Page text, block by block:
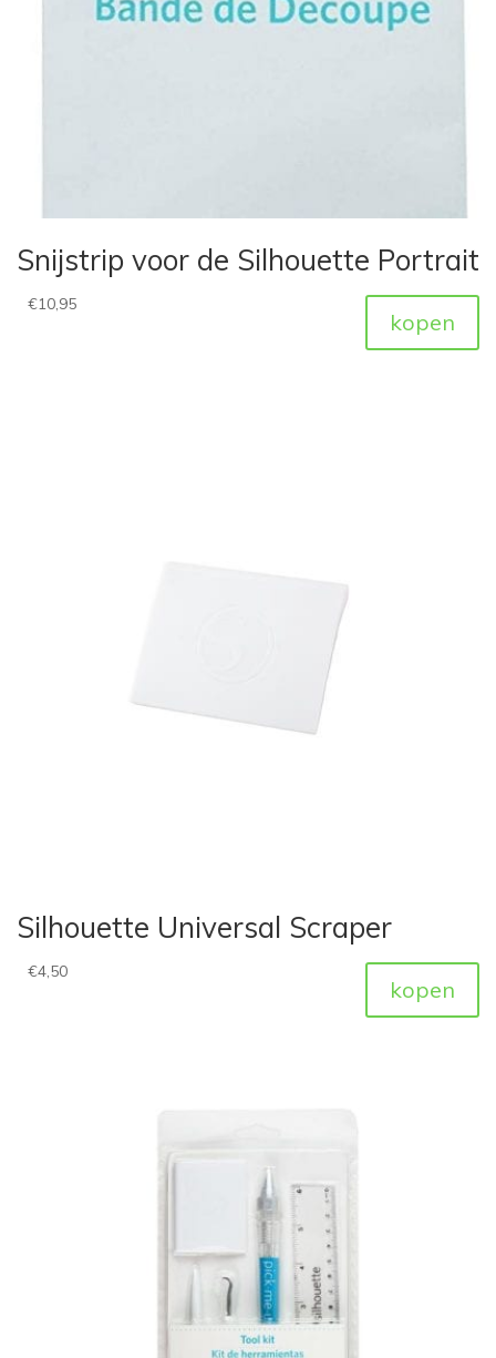
Snijstrip voor de Silhouette Portrait
€10,95
kopen
Silhouette Universal Scraper
€4,50
kopen